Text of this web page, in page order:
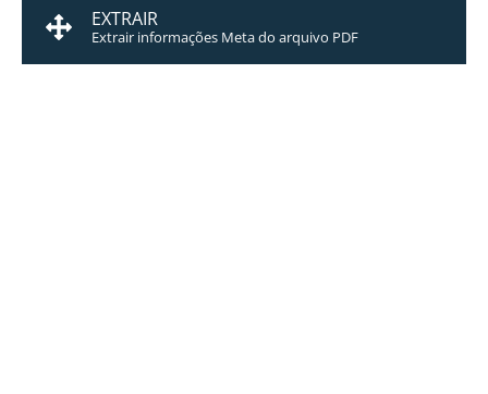
EXTRAIR
Extrair informações Meta do arquivo PDF